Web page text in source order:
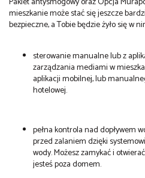
mieszkanie może stać się jeszcze
bezpieczne, a Tobie będzie żyło się w
sterowanie manualne lub z
zarządzania mediami w
aplikacji mobilnej, lub
hotelowej.
pełna kontrola nad dopływem
przed zalaniem dzięki
wody. Możesz zamykać i
jesteś poza domem.